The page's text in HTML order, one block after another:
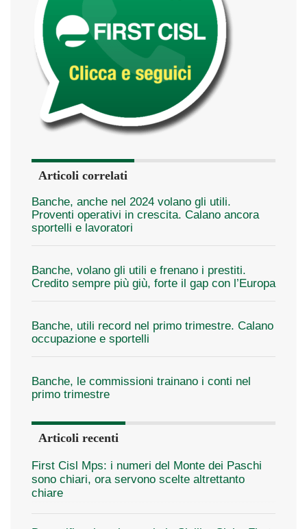
Articoli correlati
Banche, anche nel 2024 volano gli utili.
Proventi operativi in crescita. Calano ancora
sportelli e lavoratori
Banche, volano gli utili e frenano i prestiti.
Credito sempre più giù, forte il gap con l’Europa
Banche, utili record nel primo trimestre. Calano
occupazione e sportelli
Banche, le commissioni trainano i conti nel
primo trimestre
Articoli recenti
First Cisl Mps: i numeri del Monte dei Paschi
sono chiari, ora servono scelte altrettanto
chiare